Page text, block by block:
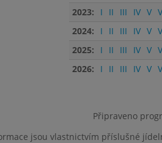
2023: I II III IV V
2024:
I II III IV V
2025:
I II III IV V
2026:
I II III IV V
Připraveno
jsou vlastnictvím příslušné